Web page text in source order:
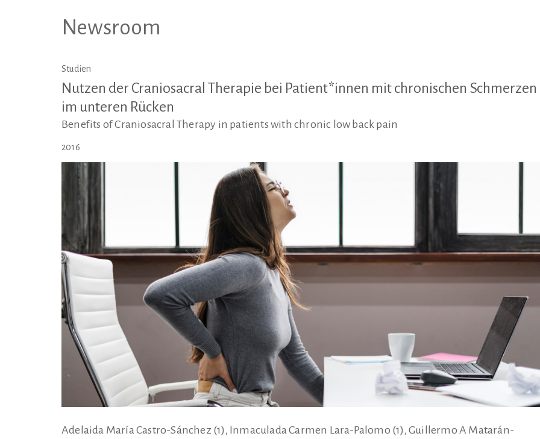
Newsroom
Studien
Nutzen der Craniosacral Therapie bei Patient*innen mit chronischen Schmerzen
im unteren Rücken
Benefits of Craniosacral Therapy in patients with chronic low back pain
2016
Adelaida María Castro-Sánchez (1), Inmaculada Carmen Lara-Palomo (1), Guillermo A Matarán-